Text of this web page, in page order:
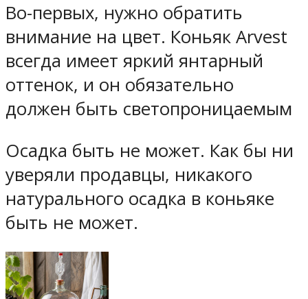
Во-первых, нужно обратить
внимание на цвет. Коньяк Arvest
всегда имеет яркий янтарный
оттенок, и он обязательно
должен быть светопроницаемым
Осадка быть не может. Как бы ни
уверяли продавцы, никакого
натурального осадка в коньяке
быть не может.